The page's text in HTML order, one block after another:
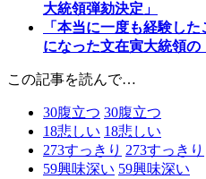
大統領弾劾決定」
「本当に一度も経験し
になった文在寅大統領の
この記事を読んで…
30腹立つ 30腹立つ
18悲しい 18悲しい
273すっきり 273すっきり
59興味深い 59興味深い